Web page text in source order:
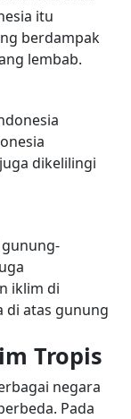
itu
berdampak
lembab.
dikelilingi
iklim di
di atas gunung
Tropis
negara
Pada